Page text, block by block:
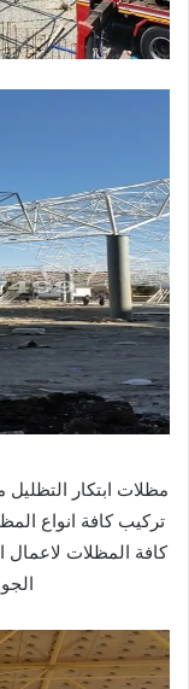
مظلات ابتكار
تركيب كافة انواع
كافة المظلات لاعمال